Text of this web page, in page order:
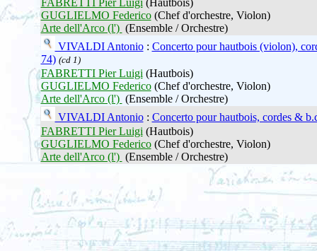
FABRETTI Pier Luigi(Hautbois)
GUGLIELMO Federico(Chef d'orchestre, Violon)
Arte dell'Arco (l') (Ensemble / Orchestre)
VIVALDI Antonio: Concerto pour hautbois (violon),
74) (cd 1)
FABRETTI Pier Luigi(Hautbois)
GUGLIELMO Federico(Chef d'orchestre, Violon)
Arte dell'Arco (l') (Ensemble / Orchestre)
VIVALDI Antonio: Concerto pour hautbois, cordes &
FABRETTI Pier Luigi(Hautbois)
GUGLIELMO Federico(Chef d'orchestre, Violon)
Arte dell'Arco (l') (Ensemble / Orchestre)